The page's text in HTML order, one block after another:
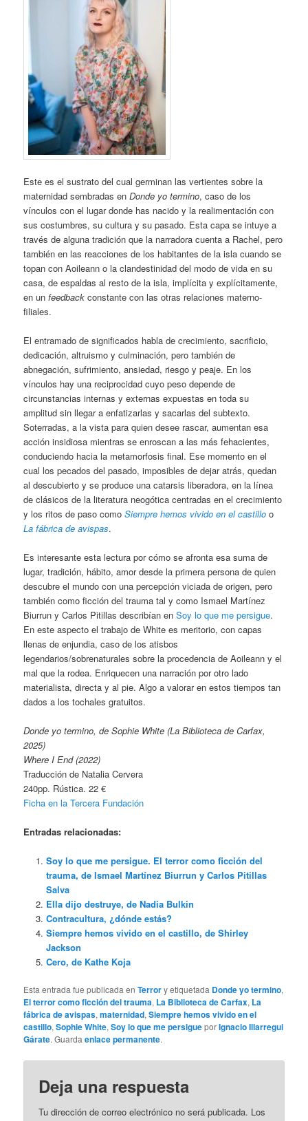
Este es el sustrato del cual germinan las vertientes sobre la
maternidad sembradas enDonde yo termino, caso de los
vínculos con el lugar donde has nacido y la realimentación con
sus costumbres, su cultura y su pasado. Esta capa se intuye a
través de alguna tradición que la narradora cuenta a Rachel, pero
también en las reacciones de los habitantes de la isla cuando se
topan con Aoileann o la clandestinidad del modo de vida en su
casa, de espaldas al resto de la isla, implícita y explícitamente,
en unfeedback constante con las otras relaciones materno-
filiales.
El entramado de significados habla de crecimiento, sacrificio,
dedicación, altruismo y culminación, pero también de
abnegación, sufrimiento, ansiedad, riesgo y peaje. En los
vínculos hay una reciprocidad cuyo peso depende de
circunstancias internas y externas expuestas en toda su
amplitud sin llegar a enfatizarlas y sacarlas del subtexto.
Soterradas, a la vista para quien desee rascar, aumentan esa
acción insidiosa mientras se enroscan a las más fehacientes,
conduciendo hacia la metamorfosis final. Ese momento en el
cual los pecados del pasado, imposibles de dejar atrás, quedan
al descubierto y se produce una catarsis liberadora, en la línea
de clásicos de la literatura neogótica centradas en el crecimiento
y los ritos de paso comoSiempre hemos vivido en el castillo o
La fábrica de avispas.
Es interesante esta lectura por cómo se afronta esa suma de
lugar, tradición, hábito, amor desde la primera persona de quien
descubre el mundo con una percepción viciada de origen, pero
también como ficción del trauma tal y como Ismael Martínez
Biurrun y Carlos Pitillas describían enSoy lo que me persigue.
En este aspecto el trabajo de White es meritorio, con capas
llenas de enjundia, caso de los atisbos
legendarios/sobrenaturales sobre la procedencia de Aoileann y el
mal que la rodea. Enriquecen una narración por otro lado
materialista, directa y al pie. Algo a valorar en estos tiempos tan
dados a los tochales gratuitos.
Donde yo termino, de Sophie White (La Biblioteca de Carfax,
2025)
Where I End (2022)
Traducción de Natalia Cervera
240pp. Rústica. 22 €
Ficha en la Tercera Fundación
Entradas relacionadas:
Soy lo que me persigue. El terror como ficción del
trauma, de Ismael Martínez Biurrun y Carlos Pitillas
Salva
Ella dijo destruye, de Nadia Bulkin
Contracultura, ¿dónde estás?
Siempre hemos vivido en el castillo, de Shirley
Jackson
Cero, de Kathe Koja
Esta entrada fue publicada enTerrory etiquetada Donde yo termino,
El terror como ficción del trauma, La Biblioteca de Carfax, La
fábrica de avispas,maternidad,Siempre hemos vivido en el
castillo,Sophie White,Soy lo que me persigueporIgnacio Illarregui
Gárate. Guardaenlace permanente.
Deja una respuesta
Tu dirección de correo electrónico no será publicada. Los